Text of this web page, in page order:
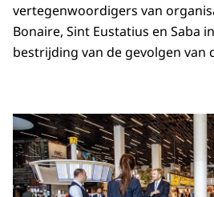
vertegenwoordigers van
Bonaire, Sint Eustatius en Saba
bestrijding van de gevolgen van